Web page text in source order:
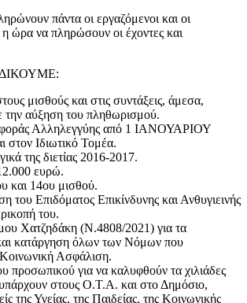
πάντα οι εργαζόμενοι και οι
η ώρα να πληρώσουν οι έχοντες και
μισθούς και στις συντάξεις, άμεσα,
την αύξηση του πληθωρισμού.
Αλληλεγγύης από 1 ΙΑΝΟΥΑΡΙΟΥ
στον Ιδιωτικό Τομέα.
της διετίας 2016-2017.
ευρώ.
και 14ου μισθού.
του Επιδόματος Επικίνδυνης και Ανθυγιεινής
του.
Χατζηδάκη (Ν.4808/2021) για τα
κατάργηση όλων των Νόμων που
Κοινωνική Ασφάλιση.
προσωπικού για να καλυφθούν τα χιλιάδες
στους Ο.Τ.Α. και στο Δημόσιο,
της Υγείας, της Παιδείας, της Κοινωνικής